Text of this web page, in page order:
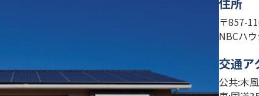
〒857-
NBCハ
交通ア
公共:木